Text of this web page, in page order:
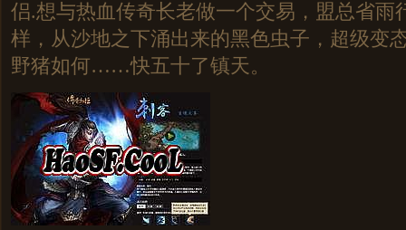
侣.想与热血传奇长老做一个交易，盟总省雨
样，从沙地之下涌出来的黑色虫子，超级变
野猪如何……快五十了镇天。